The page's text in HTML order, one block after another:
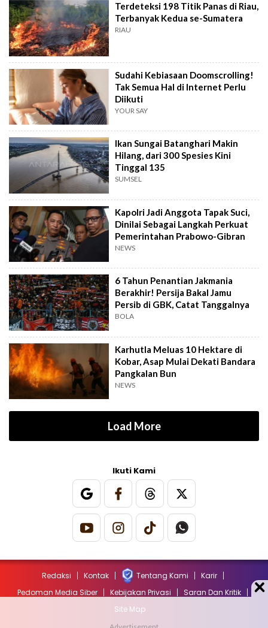
Terdeteksi 198 Titik Panas di Riau,
Terbanyak Kedua se-Sumatera
RIAU
Sudahi Kebiasaan Doomscrolling!
Tak Semua Hal di Internet Perlu
Diikuti
YOUR SAY
Ikan Sungai Batanghari Makin
Hilang, dari 300 Spesies Kini
Tinggal 135
SUMSEL
Kapolri Jadi Anggota Tapak Suci,
Dinilai Sebagai Langkah Perkuat
Pemerintahan Prabowo-Gibran
NEWS
6 Tahun Penantian Jakmania
Berakhir! Persija Bakal Jamu
Persib di GBK, Catat Tanggalnya
BOLA
Karhutla Meluas 10 Hektare di
Kobar, Asap Mulai Dekati Bandara
Pangkalan Bun
NEWS
Load More
Ikuti Kami
Redaksi Kontak Tentang Kami
Karir
Pedoman Media Siber
Kebijakan Privasi
Saran Dan Kritik
Site Map